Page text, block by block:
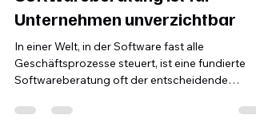
Softwareberatung ist für
Unternehmen unverzichtbar
In einer Welt, in der Software fast alle
Geschäftsprozesse steuert, ist eine fundierte
Softwareberatung oft der entscheidende